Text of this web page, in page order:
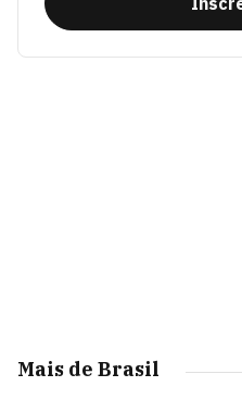
Mais de Brasil